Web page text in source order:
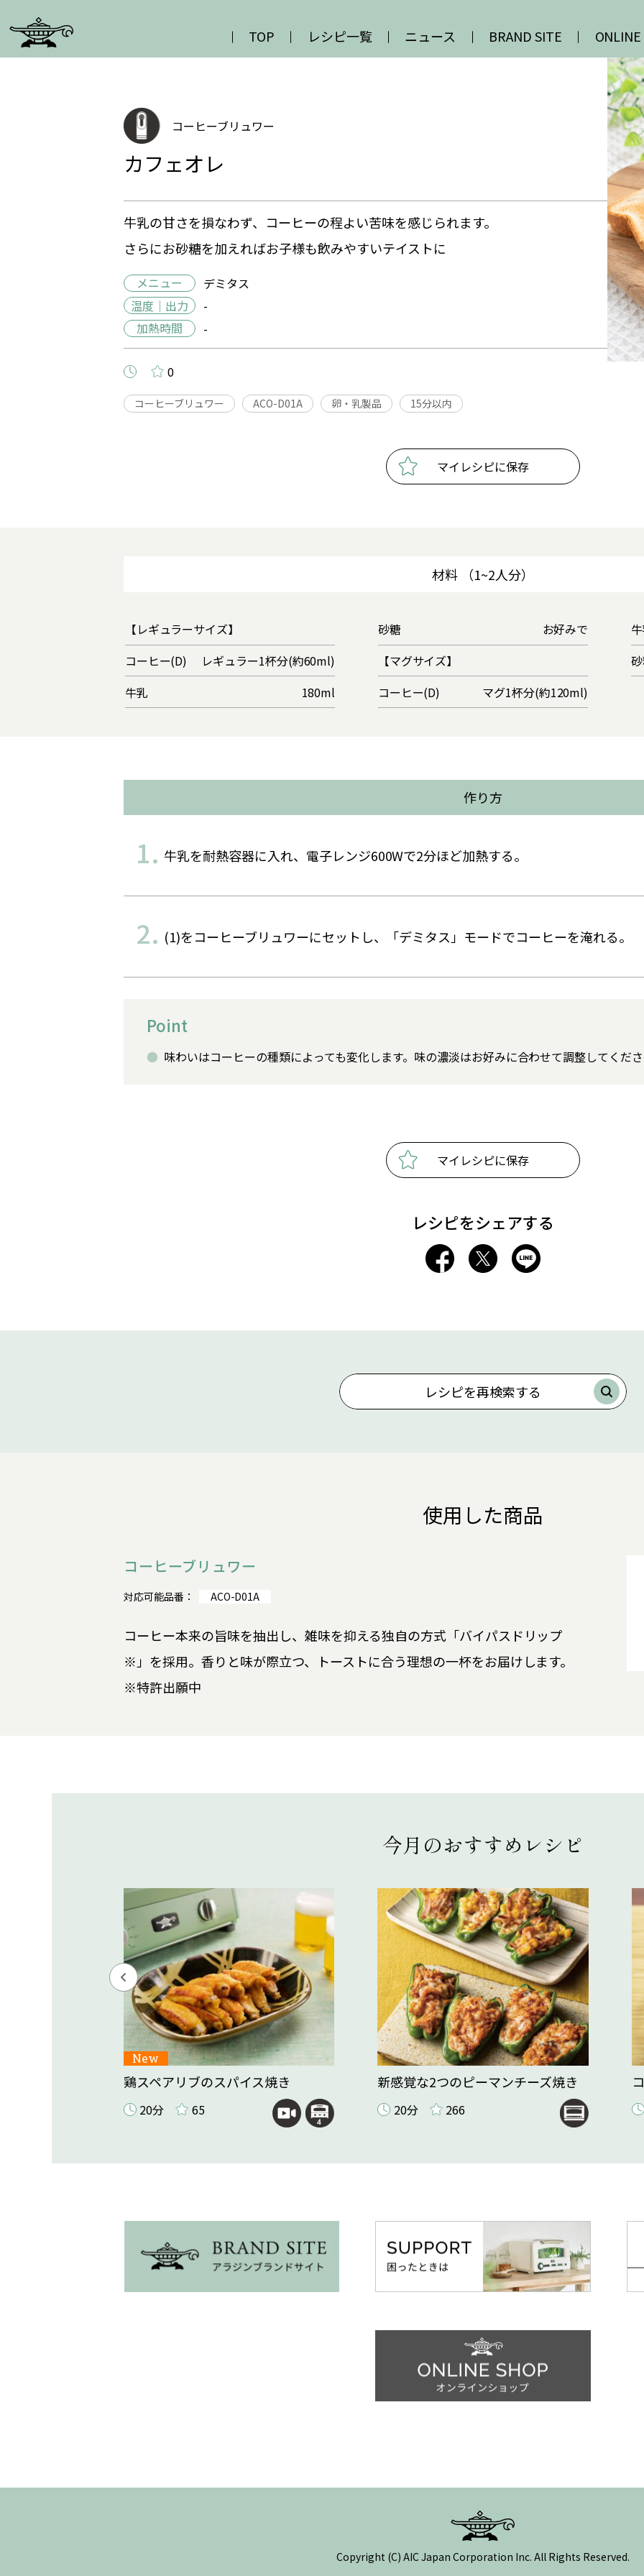
TOP レシピ一覧 ニュース BRAND SITE
コーヒーブリュワー
カフェオレ
牛乳の甘さを損なわず、コーヒーの程よい苦味を感じられます。
さらにお砂糖を加えればお子様も飲みやすいテイストに
メニュー
デミタス
温度｜出力
-
加熱時間
-
0
コーヒーブリュワー ACO-D01A 卵・乳製品 15分以内
マイレシピに保存
材料 （1~2人分）
【レギュラーサイズ】
コーヒー(D)
レギュラー1杯分(約60ml)
牛乳
180ml
砂糖
お好みで
【マグサイズ】
コーヒー(D)
マグ1杯分(約120ml)
作り方
牛乳を耐熱容器に入れ、電子レンジ600Wで2分ほど加熱する。
(1)をコーヒーブリュワーにセットし、「デミタス」モードでコーヒーを淹れる。
Point
味わいはコーヒーの種類によっても変化します。味の濃淡はお好みに合わせて調整してくだ
マイレシピに保存
レシピをシェアする
レシピを再検索する
使用した商品
コーヒーブリュワー
対応可能品番： ACO-D01A
コーヒー本来の旨味を抽出し、雑味を抑える独自の方式「バイパスドリップ
※」を採用。香りと味が際立つ、トーストに合う理想の一杯をお届けします。
※特許出願中
今月のおすすめレシピ
New
鶏スペアリブのスパイス焼き
20分 65
新感覚な2つのピーマンチーズ焼き
20分 266
Copyright (C) AIC Japan Corporation Inc. All Rights Reserved.